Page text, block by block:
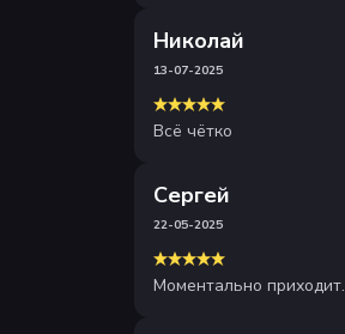
Николай
13-07-2025
Всё чётко
Сергей
22-05-2025
Моментально приходит.